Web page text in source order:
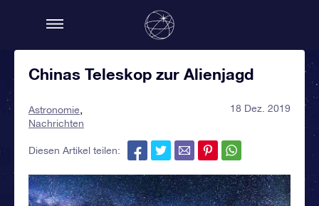
Chinas Teleskop zur Alienjagd
Astronomie
Nachrichten
18 Dez. 2019
Diesen Artikel teilen: